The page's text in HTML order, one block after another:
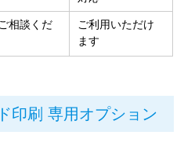
相談くだ
ご利用いただけ
ます
印刷 専用オプション